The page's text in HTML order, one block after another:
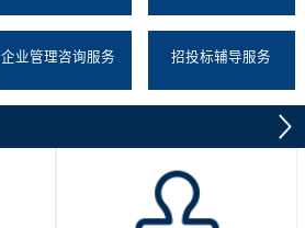
企业管理咨询服务 招投标辅导服务